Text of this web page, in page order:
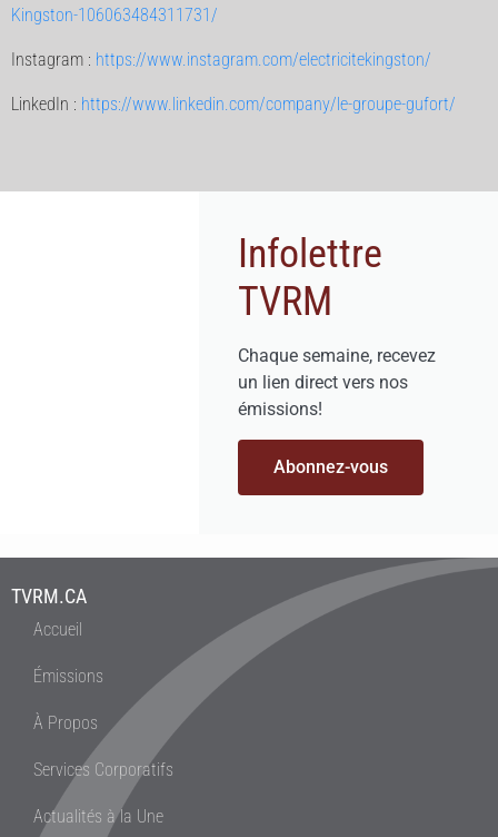
Kingston-106063484311731/
Instagram : https://www.instagram.com/electricitekingston/
LinkedIn : https://www.linkedin.com/company/le-groupe-gufort/
Infolettre
TVRM
Chaque semaine, recevez
un lien direct vers nos
émissions!
Abonnez-vous
TVRM.CA
Accueil
Émissions
À Propos
Services Corporatifs
Actualités à la Une